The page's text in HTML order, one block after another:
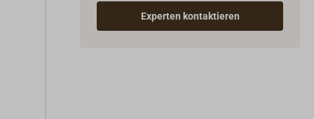
Experten kontaktieren